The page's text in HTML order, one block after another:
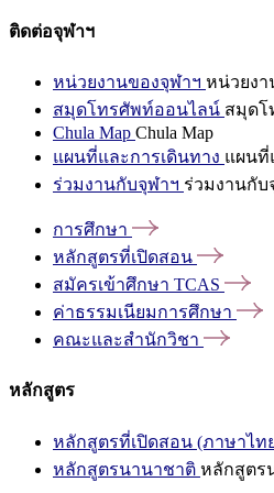
ติดต่อจุฬาฯ
หน่วยงานของจุฬาฯ หน่วยงา
สมุดโทรศัพท์ออนไลน์ สมุดโ
Chula Map Chula Map
แผนที่และการเดินทาง แผนที่
ร่วมงานกับจุฬาฯ ร่วมงานกับ
การศึกษา
หลักสูตรที่เปิดสอน
สมัครเข้าศึกษา TCAS
ค่าธรรมเนียมการศึกษา
คณะและสำนักวิชา
หลักสูตร
หลักสูตรที่เปิดสอน (ภาษาไท
หลักสูตรนานาชาติ หลักสูตร